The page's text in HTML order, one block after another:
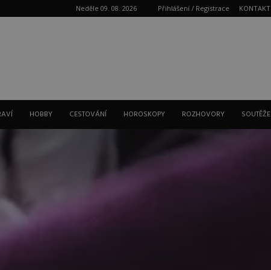
Neděle 09. 08. 2026 Přihlášení / Registrace KONTAKT
HOBBY CESTOVÁNÍ HOROSKOPY ROZHOVORY SOUTĚŽE